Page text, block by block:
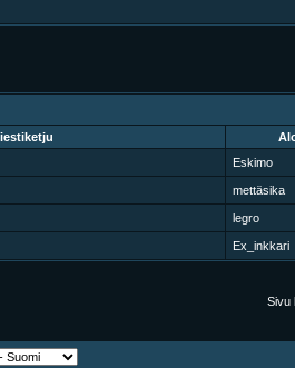
Eskimo
mettäsika
legro
Ex_inkkari
Sivu